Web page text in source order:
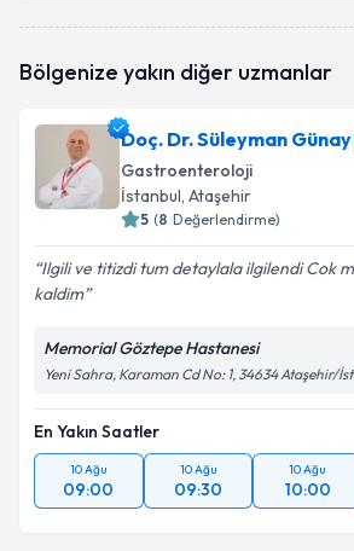
oluşturun. Size bu uzmandan
Kişisel verilerimin işlenmesine
Metni'ni okudum ve kişisel
kapsamda işlenmesini kabul
Takvim Talebini
Bölgenize yakın diğer uzmanlar
Doç. Dr. Süleyman Günay
Gastroenteroloji
İstanbul, Ataşehir
5 (8 Değerlendirme)
Ilgili ve titizdi tum detaylala ilgilendi Cok
kaldim
Memorial Göztepe Hastanesi
Yeni Sahra, Karaman Cd No: 1, 34634 Ataşehir/
En Yakın Saatler
10 Ağu
09:00
10 Ağu
09:30
10 Ağu
10:00